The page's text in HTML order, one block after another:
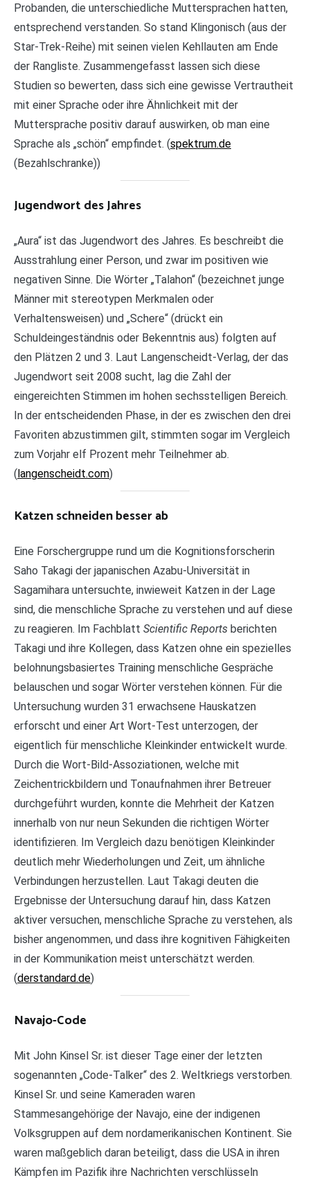
Probanden, die unterschiedliche Muttersprachen hatten,
entsprechend verstanden. So stand Klingonisch (aus der
Star-Trek-Reihe) mit seinen vielen Kehllauten am Ende
der Rangliste. Zusammengefasst lassen sich diese
Studien so bewerten, dass sich eine gewisse Vertrautheit
mit einer Sprache oder ihre Ähnlichkeit mit der
Muttersprache positiv darauf auswirken, ob man eine
Sprache als „schön“ empfindet. (spektrum.de
(Bezahlschranke))
Jugendwort des Jahres
„Aura“ ist das Jugendwort des Jahres. Es beschreibt die
Ausstrahlung einer Person, und zwar im positiven wie
negativen Sinne. Die Wörter „Talahon“ (bezeichnet junge
Männer mit stereotypen Merkmalen oder
Verhaltensweisen) und „Schere“ (drückt ein
Schuldeingeständnis oder Bekenntnis aus) folgten auf
den Plätzen 2 und 3. Laut Langenscheidt-Verlag, der das
Jugendwort seit 2008 sucht, lag die Zahl der
eingereichten Stimmen im hohen sechsstelligen Bereich.
In der entscheidenden Phase, in der es zwischen den drei
Favoriten abzustimmen gilt, stimmten sogar im Vergleich
zum Vorjahr elf Prozent mehr Teilnehmer ab.
(langenscheidt.com)
Katzen schneiden besser ab
Eine Forschergruppe rund um die Kognitionsforscherin
Saho Takagi der japanischen Azabu-Universität in
Sagamihara untersuchte, inwieweit Katzen in der Lage
sind, die menschliche Sprache zu verstehen und auf diese
zu reagieren. Im Fachblatt Scientific Reports berichten
Takagi und ihre Kollegen, dass Katzen ohne ein spezielles
belohnungsbasiertes Training menschliche Gespräche
belauschen und sogar Wörter verstehen können. Für die
Untersuchung wurden 31 erwachsene Hauskatzen
erforscht und einer Art Wort-Test unterzogen, der
eigentlich für menschliche Kleinkinder entwickelt wurde.
Durch die Wort-Bild-Assoziationen, welche mit
Zeichentrickbildern und Tonaufnahmen ihrer Betreuer
durchgeführt wurden, konnte die Mehrheit der Katzen
innerhalb von nur neun Sekunden die richtigen Wörter
identifizieren. Im Vergleich dazu benötigen Kleinkinder
deutlich mehr Wiederholungen und Zeit, um ähnliche
Verbindungen herzustellen. Laut Takagi deuten die
Ergebnisse der Untersuchung darauf hin, dass Katzen
aktiver versuchen, menschliche Sprache zu verstehen, als
bisher angenommen, und dass ihre kognitiven Fähigkeiten
in der Kommunikation meist unterschätzt werden.
(derstandard.de)
Navajo-Code
Mit John Kinsel Sr. ist dieser Tage einer der letzten
sogenannten „Code-Talker“ des 2. Weltkriegs verstorben.
Kinsel Sr. und seine Kameraden waren
Stammesangehörige der Navajo, eine der indigenen
Volksgruppen auf dem nordamerikanischen Kontinent. Sie
waren maßgeblich daran beteiligt, dass die USA in ihren
Kämpfen im Pazifik ihre Nachrichten verschlüsseln